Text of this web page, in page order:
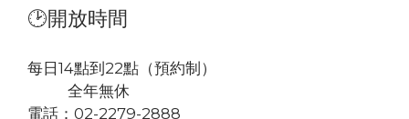
🕑開放時間
每日14點到22點（預約制）
全年無休
電話：02-2279-2888